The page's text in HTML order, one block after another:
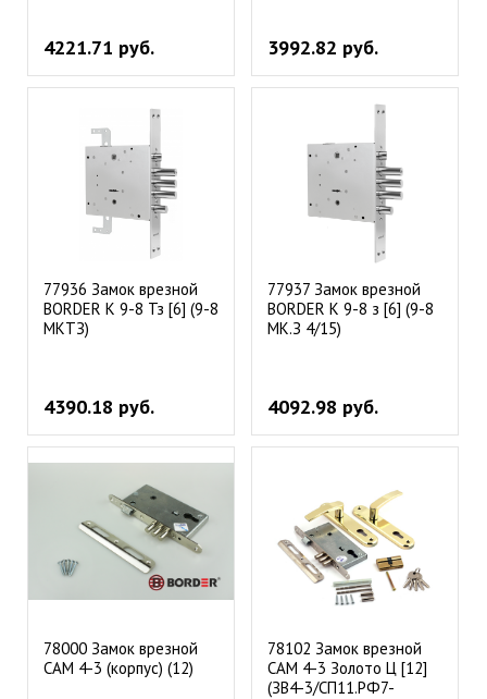
4221.71 руб. 3992.82 руб.
77936 Замок врезной
BORDER K 9-8 Тз [6] (9-8
МКТЗ)
4390.18 руб.
77937 Замок врезной
BORDER K 9-8 з [6] (9-8
МК.З 4/15)
4092.98 руб.
78000 Замок врезной
САМ 4-3 (корпус) (12)
78102 Замок врезной
САМ 4-3 Золото Ц [12]
(ЗВ4-3/СП11.РФ7-